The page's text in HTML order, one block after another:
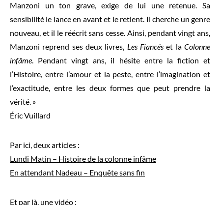
Manzoni un ton grave, exige de lui une retenue. Sa
sensibilité le lance en avant et le retient. Il cherche un genre
nouveau, et il le réécrit sans cesse. Ainsi, pendant vingt ans,
Manzoni reprend ses deux livres, Les Fiancés et laColonne
infâme. Pendant vingt ans, il hésite entre la fiction et
l’Histoire, entre l’amour et la peste, entre l’imagination et
l’exactitude, entre les deux formes que peut prendre la
vérité. »
Éric Vuillard
Par ici, deux articles :
Lundi Matin – Histoire de la colonne infâme
En attendant Nadeau – Enquête sans fin
Et par là, une vidéo :